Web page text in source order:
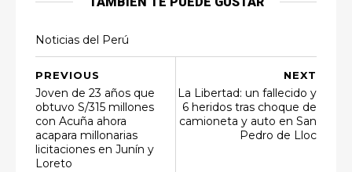
Noticias del Perú
NEXT
La Libertad: un fallecido y
6 heridos tras choque de
camioneta y auto en San
Pedro de Lloc
PREVIOUS
Joven de 23 años que
obtuvo S/315 millones
con Acuña ahora
acapara millonarias
licitaciones en Junín y
Loreto